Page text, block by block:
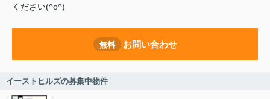
ください(^o^)
無料 お問い合わせ
イーストヒルズの募集中物件